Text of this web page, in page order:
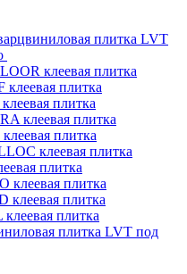
плитка LVT
клеевая плитка
плитка
плитка
клеевая плитка
плитка
клеевая плитка
плитка
клеевая плитка
клеевая плитка
плитка
плитка LVT под